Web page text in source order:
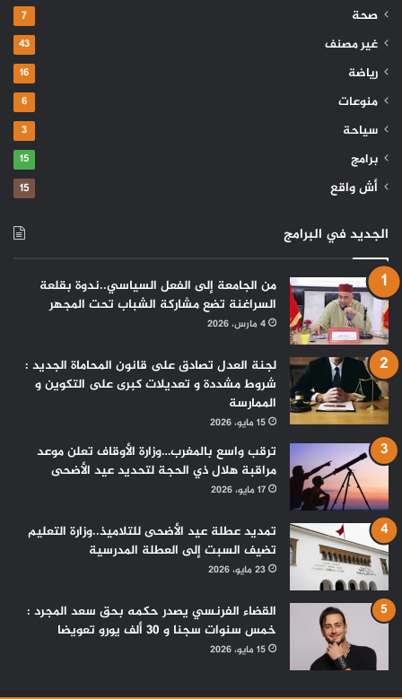
صحة 7
غير مصنف 43
رياضة 16
منوعات 6
سياحة 3
برامج 15
أش واقع 15
الجديد في البرامج
من الجامعة إلى الفعل السياسي..ندوة بقلعة
السراغنة تضع مشاركة الشباب تحت المجهر
4 مارس، 2026
لجنة العدل تصادق على قانون المحاماة الجديد :
شروط مشددة و تعديلات كبرى على التكوين و
الممارسة
15 مايو، 2026
ترقب واسع بالمغرب…وزارة الأوقاف تعلن موعد
مراقبة هلال ذي الحجة لتحديد عيد الأضحى
17 مايو، 2026
تمديد عطلة عيد الأضحى للتلاميذ..وزارة التعليم
تضيف السبت إلى العطلة المدرسية
23 مايو، 2026
القضاء الفرنسي يصدر حكمه بحق سعد المجرد :
خمس سنوات سجنا و 30 ألف يورو تعويضا
15 مايو، 2026